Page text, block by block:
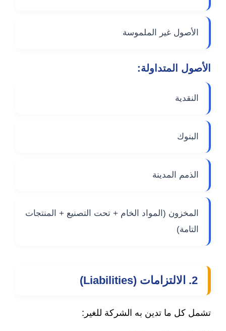
الأصول غير الملموسة
الأصول المتداولة:
النقدية
البنوك
الذمم المدينة
المخزون (المواد الخام + تحت التصنيع + المنتجات
التامة)
2. الالتزامات (Liabilities)
تشمل كل ما تدين به الشركة للغير: